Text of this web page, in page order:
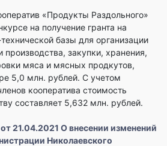
«Продукты Раздольного»
на получение гранта на
базы для организации
производства, закупки, хранения,
мяса и мясных продкутов,
5,0 млн. рублей. С учетом
кооператива стоимость
составляет 5,632 млн. рублей.
21.04.2021 О внесении изменений
Николаевского